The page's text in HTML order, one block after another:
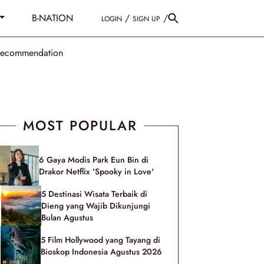
B-NATION LOGIN / SIGN UP /
MOST POPULAR
6 Gaya Modis Park Eun Bin di
Drakor Netflix 'Spooky in Love'
5 Destinasi Wisata Terbaik di
Dieng yang Wajib Dikunjungi
Bulan Agustus
5 Film Hollywood yang Tayang di
Bioskop Indonesia Agustus 2026